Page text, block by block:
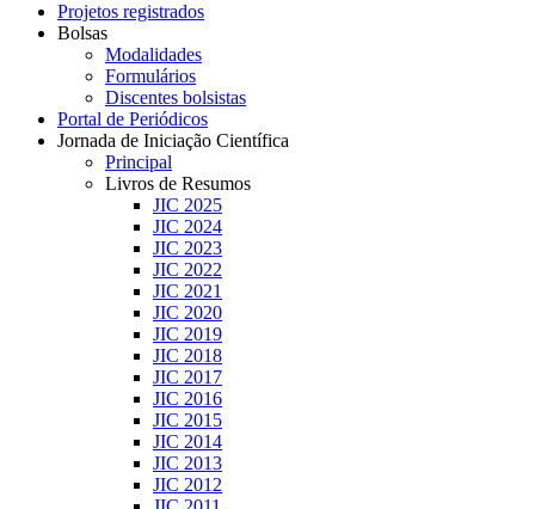
Projetos registrados
Bolsas
Modalidades
Formulários
Discentes bolsistas
Portal de Periódicos
Jornada de Iniciação Científica
Principal
Livros de Resumos
JIC 2025
JIC 2024
JIC 2023
JIC 2022
JIC 2021
JIC 2020
JIC 2019
JIC 2018
JIC 2017
JIC 2016
JIC 2015
JIC 2014
JIC 2013
JIC 2012